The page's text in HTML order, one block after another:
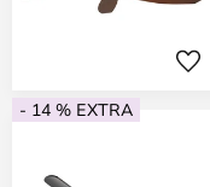
- 14 % EXTRA